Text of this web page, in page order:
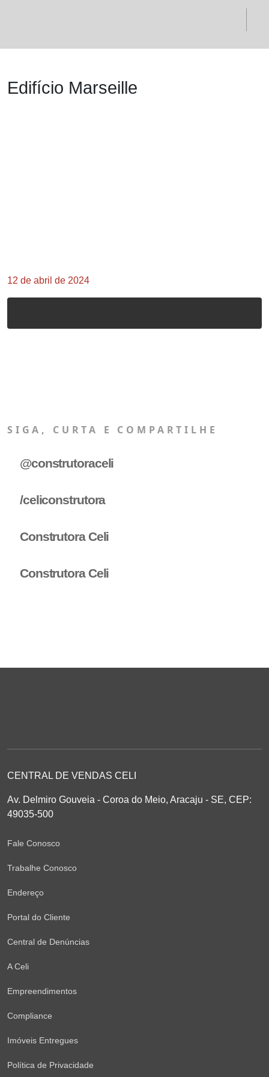
Edifício Marseille
12 de abril de 2024
SIGA, CURTA E COMPARTILHE
@construtoraceli
/celiconstrutora
Construtora Celi
Construtora Celi
CENTRAL DE VENDAS CELI
Av. Delmiro Gouveia - Coroa do Meio, Aracaju - SE, CEP:
49035-500
Fale Conosco
Trabalhe Conosco
Endereço
Portal do Cliente
Central de Denúncias
A Celi
Empreendimentos
Compliance
Imóveis Entregues
Política de Privacidade